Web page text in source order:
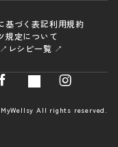
基づく表記利用規約
規定について
レシピ一覧 ↗
All rights reserved.